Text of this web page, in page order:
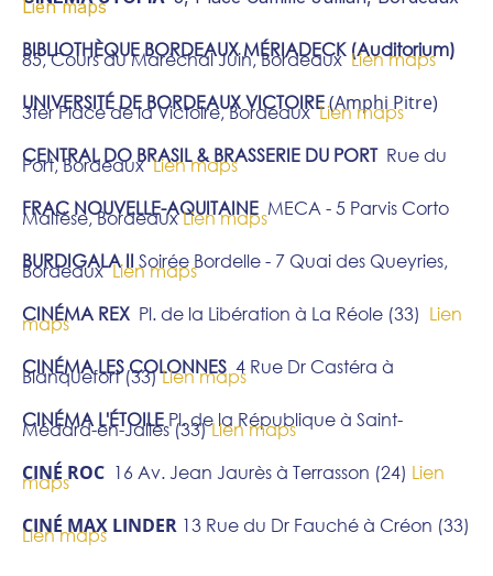
Lien maps
BIBLIOTHÈQUE BORDEAUX MÉRIADECK (Auditorium)
85, Cours du Maréchal Juin, Bordeaux Lien maps
UNIVERSITÉ DE BORDEAUX VICTOIRE(Amphi Pitre)
3ter Place de la Victoire, BordeauxLien maps
CENTRAL DO BRASIL & BRASSERIE DU PORT Rue du
Port, BordeauxLien maps
FRAC NOUVELLE-AQUITAINE MECA - 5 Parvis Corto
Maltèse, BordeauxLien maps
BURDIGALA II Soirée Bordelle - 7 Quai des Queyries,
BordeauxLien maps
CINÉMA REX Pl. de la Libération à La Réole (33) Lien
maps
CINÉMA LES COLONNES 4 Rue Dr Castéra à
Blanquefort (33)Lien maps
CINÉMA L'ÉTOILE Pl. de la République à Saint-
Médard-en-Jalles (33)Lien maps
CINÉ ROC 16 Av. Jean Jaurès à Terrasson (24) Lien
maps
CINÉ MAX LINDER 13 Rue du Dr Fauché à Créon (33)
Lien maps